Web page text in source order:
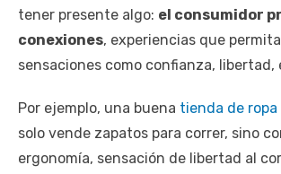
tener presente algo: el consumidor
conexiones, experiencias que
sensaciones como confianza, libertad,
Por ejemplo, una buena tienda de
solo vende zapatos para correr, sino
ergonomía, sensación de libertad al